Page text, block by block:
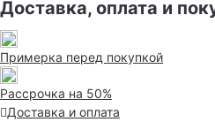
Доставка, оплата и
Примерка перед покупкой
Рассрочка на 50%
Доставка и оплата